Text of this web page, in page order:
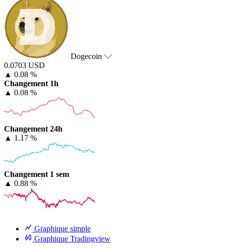
Dogecoin
0.0703 USD
▲ 0.08 %
Changement 1h
▲ 0.08 %
Changement 24h
▲ 1.17 %
Changement 1 sem
▲ 0.88 %
Graphique simple
Graphique Tradingview